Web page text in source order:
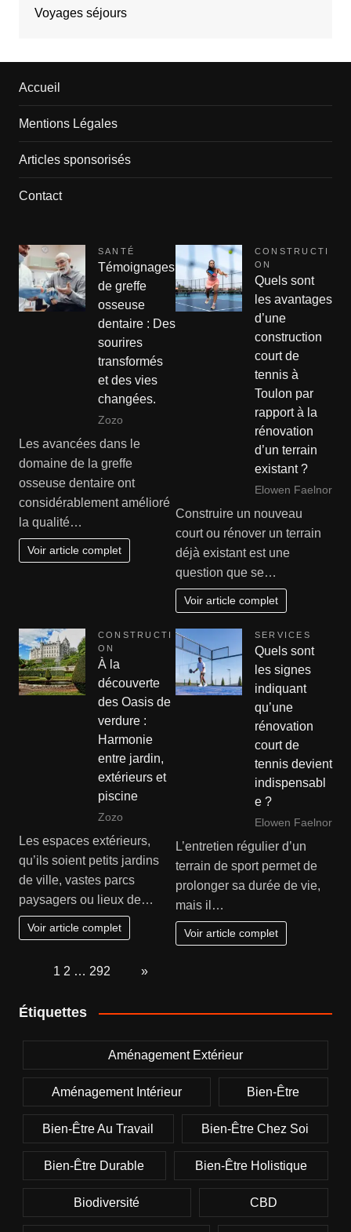
Voyages séjours
Accueil
Mentions Légales
Articles sponsorisés
Contact
SANTÉ
Témoignages
de greffe
osseuse
dentaire : Des
sourires
transformés
et des vies
changées.
Zozo
Les avancées dans le
domaine de la greffe
osseuse dentaire ont
considérablement amélioré
la qualité…
Voir article complet
CONSTRUCTI
ON
Quels sont
les avantages
d’une
construction
court de
tennis à
Toulon par
rapport à la
rénovation
d’un terrain
existant ?
Elowen Faelnor
Construire un nouveau
court ou rénover un terrain
déjà existant est une
question que se…
Voir article complet
CONSTRUCTI
ON
À la
découverte
des Oasis de
verdure :
Harmonie
entre jardin,
extérieurs et
piscine
Zozo
Les espaces extérieurs,
qu’ils soient petits jardins
de ville, vastes parcs
paysagers ou lieux de…
Voir article complet
SERVICES
Quels sont
les signes
indiquant
qu’une
rénovation
court de
tennis devient
indispensabl
e ?
Elowen Faelnor
L’entretien régulier d’un
terrain de sport permet de
prolonger sa durée de vie,
mais il…
Voir article complet
1 2 … 292 »
Étiquettes
Aménagement Extérieur
Aménagement Intérieur Bien-Être
Bien-Être Au Travail Bien-Être Chez Soi
Bien-Être Durable Bien-Être Holistique
Biodiversité CBD